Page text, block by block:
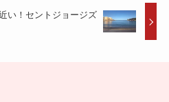
い！セントジョージズ